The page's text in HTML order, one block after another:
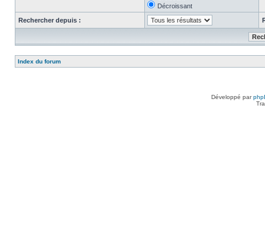
Décroissant
Rechercher depuis :
Index du forum
Développé par